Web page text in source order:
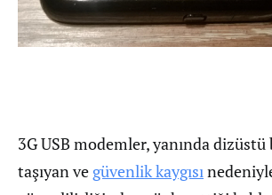
3G USB modemler, yanında
taşıyan ve güvenlik kaygısı